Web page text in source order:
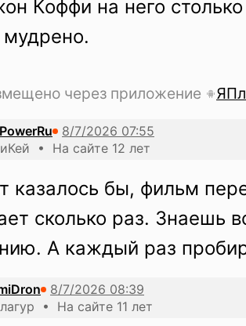
Коффи на него столько
мудрено.
через приложение
• На сайте 12 лет
казалось бы, фильм
сколько раз. Знаешь
А каждый раз
• На сайте 11 лет